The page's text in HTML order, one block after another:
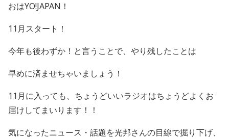
おはYO!JAPAN！
11月スタート！
今年も後わずか！と言うことで、やり残したことは
早めに済ませちゃいましょう！
11月に入っても、ちょうどいいラジオはちょうどよくお
届けしてまいります！！
気になったニュース・話題を光邦さんの目線で掘り下げ、